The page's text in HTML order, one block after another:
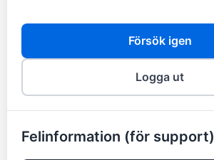
Försök igen
Logga ut
Felinformation (för support)